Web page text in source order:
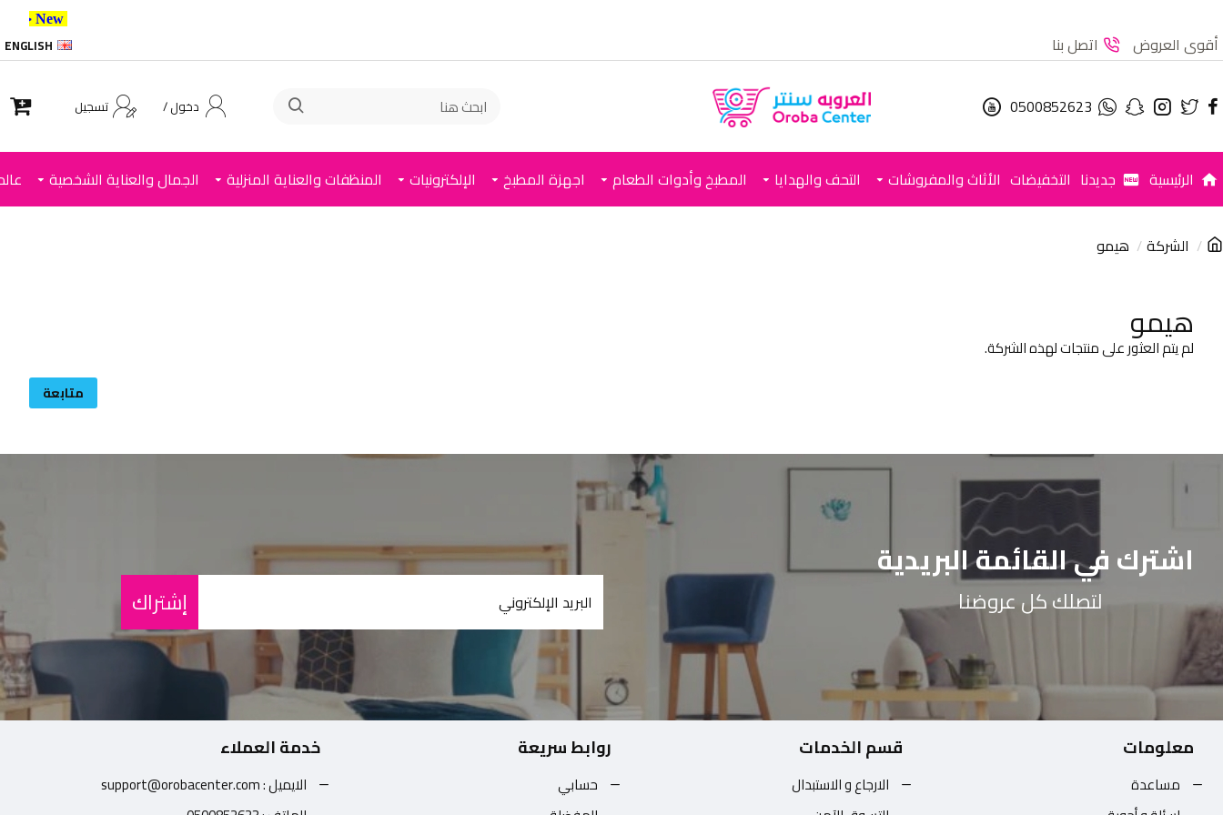
New خصم 10% إضافي للعملاء الجدد استخدم الكود ,
أقوى العروض اتصل بنا ENGLISH
0500852623 دخول / تسجيل
الرئيسية جديدنا التخفيضات الأثاث والمفروشات التحف والهدايا المطبخ وأدوات الطعام اجهزة المطبخ الإلكترونيات المنظفات والعناية المنزلية الجمال والعناية الشخصية
الشركة هيمو
هيمو
لم يتم العثور على منتجات لهذه الشركة.
متابعة
اشترك في القائمة البريدية
لتصلك كل عروضنا إشتراك
معلومات
مساعدة
قسم الخدمات
الارجاع و الاستبدال
روابط سريعة
حسابي
خدمة العملاء
الايميل : support@orobacenter.com